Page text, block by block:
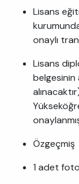
Lisans
onaylı
Lisans
belgesinin
Özgeçmiş
1 adet